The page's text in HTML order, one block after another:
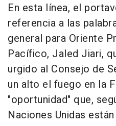
En esta línea, el
referencia a las
general para Oriente
Pacífico, Jaled Jiari,
urgido al Consejo de
un alto el fuego en la
"oportunidad" que,
Naciones Unidas